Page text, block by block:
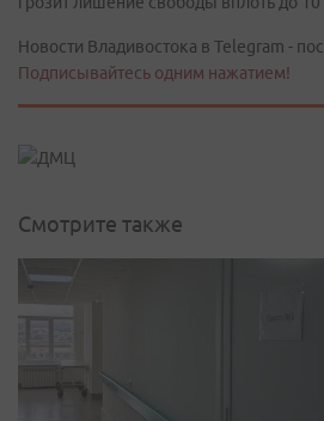
Новости Владивостока в Telegram -
Подписывайтесь одним нажатием!
Смотрите также